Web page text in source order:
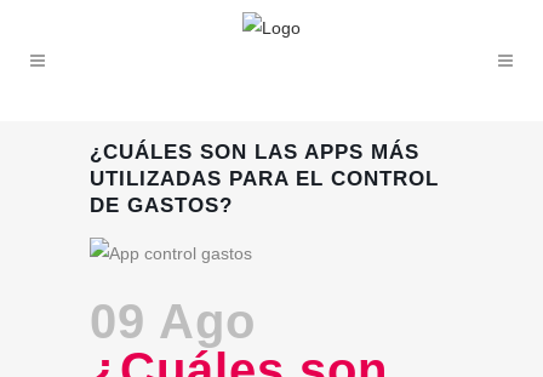
¿CUÁLES SON LAS APPS MÁS
UTILIZADAS PARA EL CONTROL
DE GASTOS?
09 Ago